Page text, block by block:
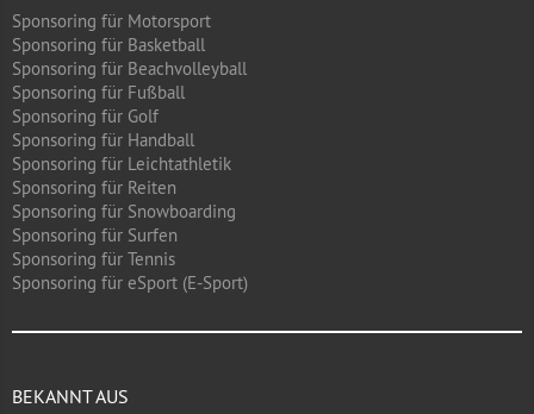
Sponsoring für Motorsport
Sponsoring für Basketball
Sponsoring für Beachvolleyball
Sponsoring für Fußball
Sponsoring für Golf
Sponsoring für Handball
Sponsoring für Leichtathletik
Sponsoring für Reiten
Sponsoring für Snowboarding
Sponsoring für Surfen
Sponsoring für Tennis
Sponsoring für eSport (E-Sport)
BEKANNT AUS